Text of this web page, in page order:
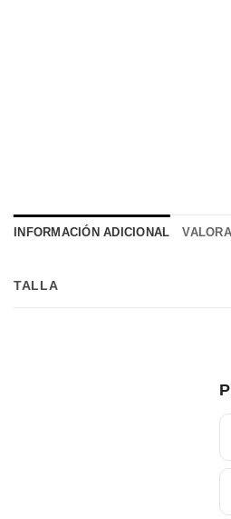
INFORMACIÓN ADICIONAL
TALLA